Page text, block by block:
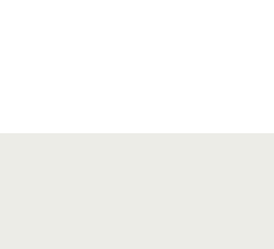
con la banda desde
Jugando al escondite con